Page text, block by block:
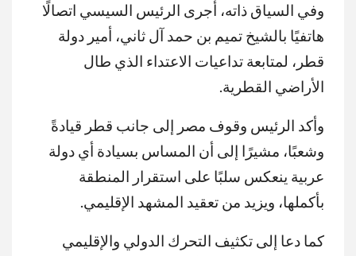
وفي السياق ذاته، أجرى الرئيس السيسي اتصالًا
هاتفيًا بالشيخ تميم بن حمد آل ثاني، أمير دولة
قطر، لمتابعة تداعيات الاعتداء الذي طال
الأراضي القطرية.
وأكد الرئيس وقوف مصر إلى جانب قطر قيادةً
وشعبًا، مشيرًا إلى أن المساس بسيادة أي دولة
عربية ينعكس سلبًا على استقرار المنطقة
بأكملها، ويزيد من تعقيد المشهد الإقليمي.
كما دعا إلى تكثيف التحرك الدولي والإقليمي